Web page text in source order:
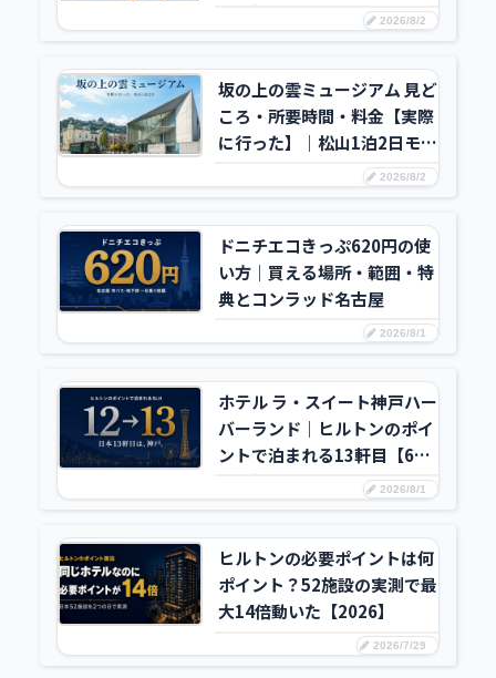
高原】
2026/8/2
坂の上の雲ミュージアム 見ど
ころ・所要時間・料金【実際
に行った】｜松山1泊2日モデ
ルコース
2026/8/2
ドニチエコきっぷ620円の使
い方｜買える場所・範囲・特
典とコンラッド名古屋
2026/8/1
ホテル ラ・スイート神戸ハー
バーランド｜ヒルトンのポイ
ントで泊まれる13軒目【6日
実測】
2026/8/1
ヒルトンの必要ポイントは何
ポイント？52施設の実測で最
大14倍動いた【2026】
2026/7/29